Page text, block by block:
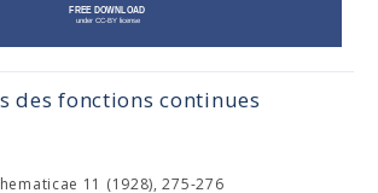
des fonctions continues
11 (1928), 275-276